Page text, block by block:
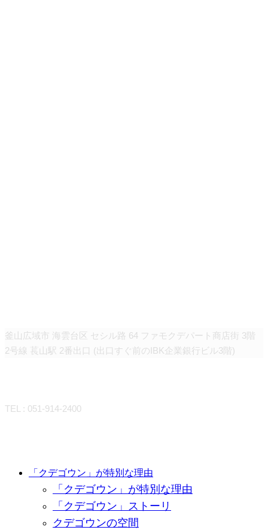
釜山広域市 海雲台区 セシル路 64 ファモクデパート商店街 3階
2号線 萇山駅 2番出口 (出口すぐ前のIBK企業銀行ビル3階)
TEL : 051-914-2400
Close
「クデゴウン」が特別な理由
「クデゴウン」が特別な理由
「クデゴウン」ストーリ
クデゴウンの空間